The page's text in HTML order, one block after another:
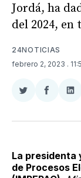
Jordá, ha
del 2024,
24NOTICIAS
febrero 2, 2023 .
Compartir
Twitter
La presidenta
de Procesos